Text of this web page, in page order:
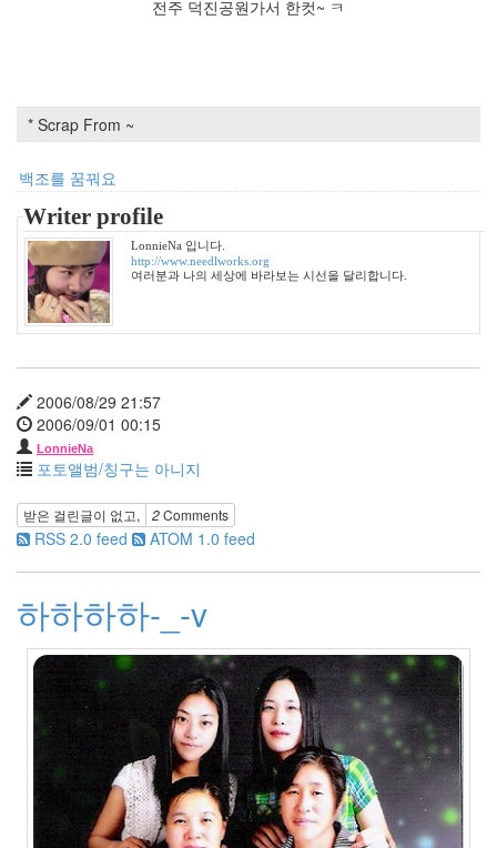
전주 덕진공원가서 한컷~ ㅋ
* Scrap From ~
백조를 꿈꿔요
Writer profile
LonnieNa 입니다.
http://www.needlworks.org
여러분과 나의 세상에 바라보는 시선을 달리합니다.
2006/08/29 21:57
2006/09/01 00:15
LonnieNa
포토앨범/칭구는 아니지
받은 걸린글이 없고, 2Comments
RSS 2.0 feed ATOM 1.0 feed
하하하하-_-v
9
월
2006
년
10
월
22
2006
년
11
23
2006
년
12
월
14
2007
년
83
2007
1
월
14
2
2007